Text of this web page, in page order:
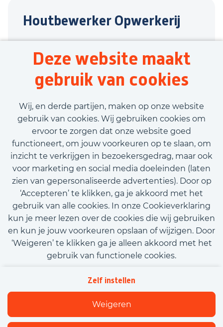
Deze website maakt
gebruik van cookies
Wij, en derde partijen, maken op onze website
gebruik van cookies. Wij gebruiken cookies om
ervoor te zorgen dat onze website goed
functioneert, om jouw voorkeuren op te slaan, om
inzicht te verkrijgen in bezoekersgedrag, maar ook
voor marketing en social media doeleinden (laten
zien van gepersonaliseerde advertenties). Door op
‘Accepteren’ te klikken, ga je akkoord met het
gebruik van alle cookies. In onze Cookieverklaring
kun je meer lezen over de cookies die wij gebruiken
en kun je jouw voorkeuren opslaan of wijzigen. Door
‘Weigeren’ te klikken ga je alleen akkoord met het
gebruik van functionele cookies.
Zelf instellen
Weigeren
Houtbewerker Opwerkerij
Techniek
38,75 uur
€14,71 - €16,70
Bekijk vacature
Call-to-action bij meer vacatures
Kom met ons in contact
Cookies
Flexfamily